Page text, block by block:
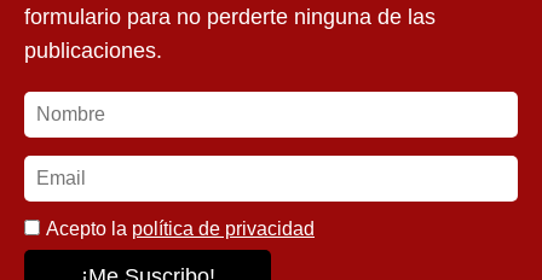
formulario para no perderte ninguna de las
publicaciones.
Acepto la política de privacidad